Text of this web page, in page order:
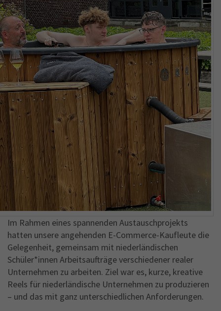
Im Rahmen eines spannenden Austauschprojekts
hatten unsere angehenden E-Commerce-Kaufleute die
Gelegenheit, gemeinsam mit niederländischen
Schüler*innen Arbeitsaufträge verschiedener realer
Unternehmen zu arbeiten. Ziel war es, kurze, kreative
Reels für niederländische Unternehmen zu produzieren
– und das mit ganz unterschiedlichen Anforderungen.